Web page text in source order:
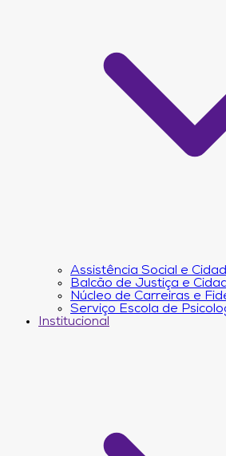
Assistência Social e
Balcão de Justiça e
Núcleo de Carreiras e
Serviço Escola de
Institucional